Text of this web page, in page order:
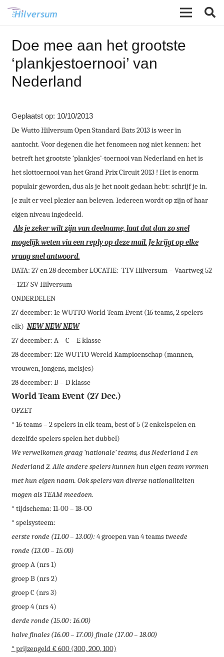
Doe mee aan het grootste
‘plankjestoernooi’ van
Nederland
Geplaatst op: 10/10/2013
De Wutto Hilversum Open Standard Bats 2013 is weer in
aantocht. Voor degenen die het fenomeen nog niet kennen: het
betreft het grootste ‘plankjes’-toernooi van Nederland en het is
het slottoernooi van het Grand Prix Circuit 2013 ! Het is enorm
populair geworden, dus als je het nooit gedaan hebt: schrijf je in.
Je zult er veel plezier aan beleven. Iedereen wordt op zijn of haar
eigen niveau ingedeeld.
Als je zeker wilt zijn van deelname, laat dat dan zo snel
mogelijk weten via een reply op deze mail. Je krijgt op elke
vraag snel antwoord.
DATA: 27 en 28 december LOCATIE: TTV Hilversum – Vaartweg 52
– 1217 SV Hilversum
ONDERDELEN
27 december: 1e WUTTO World Team Event (16 teams, 2 spelers
elk) NEW NEW NEW
27 december: A – C – E klasse
28 december: 12e WUTTO Wereld Kampioenschap (mannen,
vrouwen, jongens, meisjes)
28 december: B – D klasse
World Team Event (27 Dec.)
OPZET
* 16 teams – 2 spelers in elk team, best of 5 (2 enkelspelen en
dezelfde spelers spelen het dubbel)
We verwelkomen graag ‘nationale’ teams, dus Nederland 1 en
Nederland 2. Alle andere spelers kunnen hun eigen team vormen
met hun eigen naam. Ook spelers van diverse nationaliteiten
mogen als TEAM meedoen.
* tijdschema: 11-00 – 18-00
* spelsysteem:
eerste ronde (11.00 – 13.00):4 groepen van 4 teamstweede
ronde (13.00 – 15.00)
groep A (nrs 1)
groep B (nrs 2)
groep C (nrs 3)
groep 4 (nrs 4)
derde ronde (15.00 : 16.00)
halve finales (16.00 – 17.00) finale (17.00 – 18.00)
* prijzengeld € 600 (300, 200, 100)